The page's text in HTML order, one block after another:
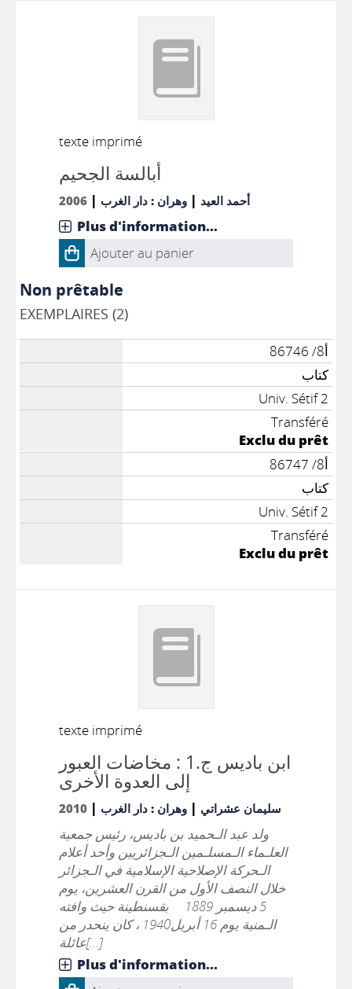
texte imprimé
أبالسة الجحيم
أحمد العيد |وهران : دار الغرب |
2006
Plus d'information...
Ajouter au panier
Non prêtable
EXEMPLAIRES (2)
أ8/ 86746
كتاب
Univ. Sétif 2
Transféré
Exclu du prêt
أ8/ 86747
كتاب
Univ. Sétif 2
Transféré
Exclu du prêt
texte imprimé
ابن باديس ج.1 : مخاضات العبور
إلى العدوة الأخرى
سليمان عشراتي |وهران : دار الغرب |
2010
ولد عبد الـحميد بن باديس، رئيس جمعية
العلـماء الـمسلـمين الـجزائريين وأحد أعلام
الـحركة الإصلاحية الإسلامية في الـجزائر
خلال النصف الأول من القرن العشرين، يوم
5 ديسمبر 1889 بقسنطينة حيث وافته
الـمنية يوم 16 أبريل1940 ، كان ينحدر من
عائلة[...]
Plus d'information...